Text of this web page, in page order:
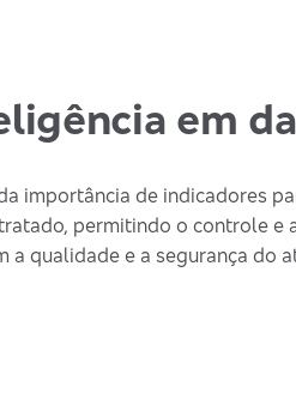
em
importância de indicadores
permitindo o controle e
a qualidade e a segurança do